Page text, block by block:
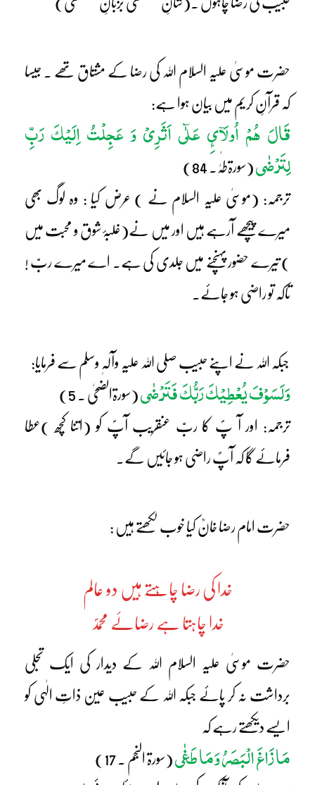
حضرت موسیٰ علیہ السلام اللہ کی رضا کے مشتاق تھے ۔ جیسا
کہ قرآنِ کریم میں بیان ہوا ہے:
قَالَ ھُمْ اُولَآئِ عَلٰٓی اَثَرِیْ وَ عَجِلْتُ اِلَیْکَ رَبِّ
لِتَرْضٰی (سورۃطٰہٰ۔ 84)
ترجمہ: (موسیٰ علیہ السلام نے ) عرض کیا : وہ لوگ بھی
میرے پیچھے آرہے ہیں اور میں نے(غلبۂ شوق و محبت میں
) تیرے حضور پہنچنے میں جلدی کی ہے۔ اے میرے ربّ !
تاکہ تو راضی ہو جائے۔
جبکہ اللہ نے اپنے حبیب صلی اللہ علیہ وآلہٖ وسلم سے فرمایا:
وَلَسَوْفَ یُعْطِیْکَ رَبُّکَ فَتَرْضٰی (سورۃالضحیٰ ۔ 5)
ترجمہ: اور آ پؐ کا ربّ عنقریب آپؐ کو (اتنا کچھ )عطا
فرمائے گا کہ آپؐ راضی ہو جائیں گے۔
حضرت امام رضا خانؒ کیا خوب لکھتے ہیں :
خدا کی رضا چاہتے ہیں دو عالم
خدا چاہتا ہے رضائے محمدؐ
حضرت موسیٰ علیہ السلام اللہ کے دیدار کی ایک تجلی
برداشت نہ کر پائے جبکہ اللہ کے حبیب عین ذاتِ الٰہی کو
ایسے دیکھتے رہے کہ
مَا زَاغَ الْبَصَرُ وَمَا طَغٰی (سورۃ النجم ۔ 17)